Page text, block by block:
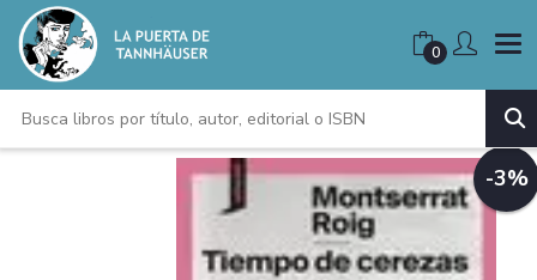
0
-3%